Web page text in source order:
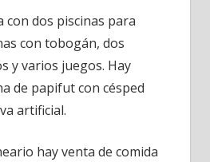
con dos piscinas para
con tobogán, dos
y varios juegos. Hay
de papifut con césped
artificial.
hay venta de comida